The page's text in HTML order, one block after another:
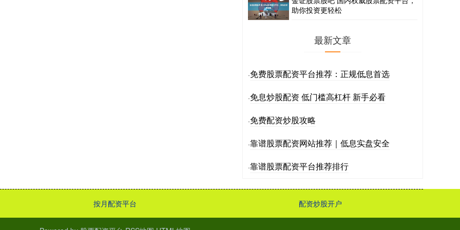
助你投资更轻松
最新文章
·免费股票配资平台推荐：正规低息首选
·免息炒股配资 低门槛高杠杆 新手必看
·免费配资炒股攻略
·靠谱股票配资网站推荐｜低息实盘安全
·靠谱股票配资平台推荐排行
按月配资平台 配资炒股开户